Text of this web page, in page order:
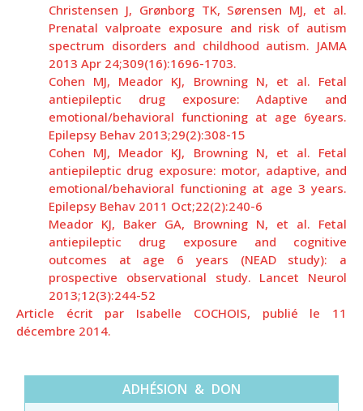
Christensen J, Grønborg TK, Sørensen MJ, et al.
Prenatal valproate exposure and risk of autism
spectrum disorders and childhood autism. JAMA
2013 Apr 24;309(16):1696-1703.
Cohen MJ, Meador KJ, Browning N, et al. Fetal
antiepileptic drug exposure: Adaptive and
emotional/behavioral functioning at age 6years.
Epilepsy Behav 2013;29(2):308-15
Cohen MJ, Meador KJ, Browning N, et al. Fetal
antiepileptic drug exposure: motor, adaptive, and
emotional/behavioral functioning at age 3 years.
Epilepsy Behav 2011 Oct;22(2):240-6
Meador KJ, Baker GA, Browning N, et al. Fetal
antiepileptic drug exposure and cognitive
outcomes at age 6 years (NEAD study): a
prospective observational study. Lancet Neurol
2013;12(3):244-52
Article écrit par Isabelle COCHOIS, publié le 11
décembre 2014.
ADHÉSION & DON